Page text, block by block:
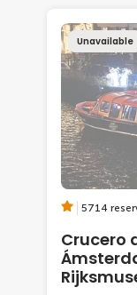
Unavailable
5714
Crucero